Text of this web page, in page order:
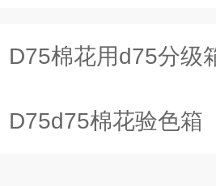
D75棉花用d75分级
D75d75棉花验色箱